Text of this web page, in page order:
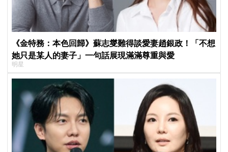
《金特務：本色回歸》蘇志燮難得談愛妻趙銀政！「不想
她只是某人的妻子」一句話展現滿滿尊重與愛
明星